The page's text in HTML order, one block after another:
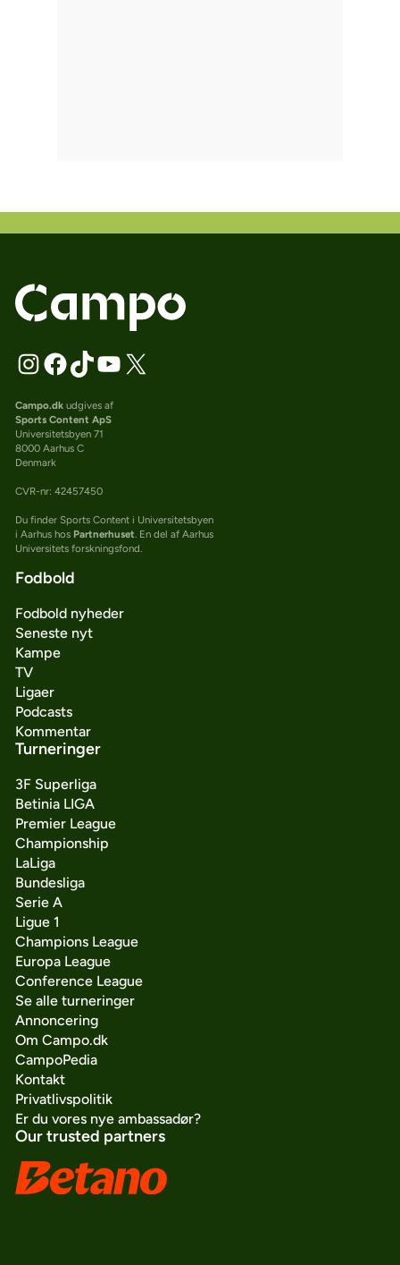
Campo.dkudgives af
Sports Content ApS
Universitetsbyen 71
8000 Aarhus C
Denmark
CVR-nr: 42457450
Du finder Sports Content i Universitetsbyen
i Aarhus hos Partnerhuset. En del af Aarhus
Universitets forskningsfond.
Fodbold
Fodbold nyheder
Seneste nyt
Kampe
TV
Ligaer
Podcasts
Kommentar
Turneringer
3F Superliga
Betinia LIGA
Premier League
Championship
LaLiga
Bundesliga
Serie A
Ligue 1
Champions League
Europa League
Conference League
Se alle turneringer
Annoncering
Om Campo.dk
CampoPedia
Kontakt
Privatlivspolitik
Er du vores nye ambassadør?
Our trusted partners